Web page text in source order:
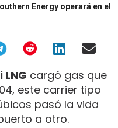
Energy operará en el
LNG cargó gas que
este carrier tipo
pasó la vida
a otro.